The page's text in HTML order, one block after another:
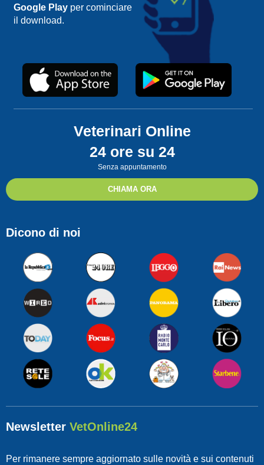
Google Playper cominciare
il download.
Veterinari Online
24 ore su 24
Senza appuntamento
CHIAMA ORA
Dicono di noi
Newsletter VetOnline24
Per rimanere sempre aggiornato sulle novità e sui contenuti